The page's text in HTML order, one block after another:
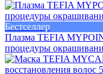
Бестселлер
Плазма TEFIA
процедуры